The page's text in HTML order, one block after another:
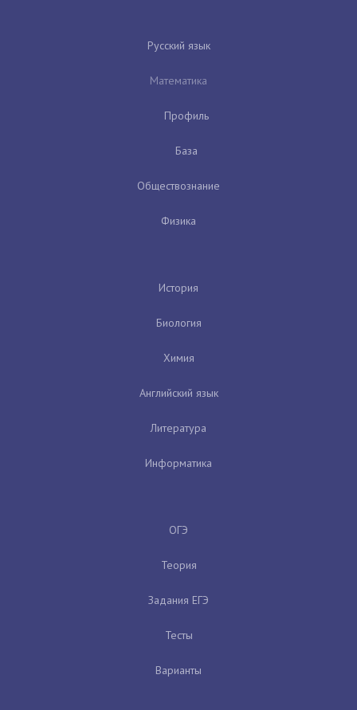
Русский язык
Математика
Профиль
База
Обществознание
Физика
История
Биология
Химия
Английский язык
Литература
Информатика
ОГЭ
Теория
Задания ЕГЭ
Тесты
Варианты